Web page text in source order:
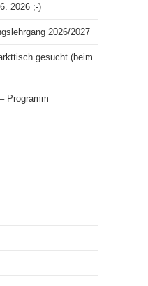
2026 ;-)
2026/2027
gesucht (beim
Programm